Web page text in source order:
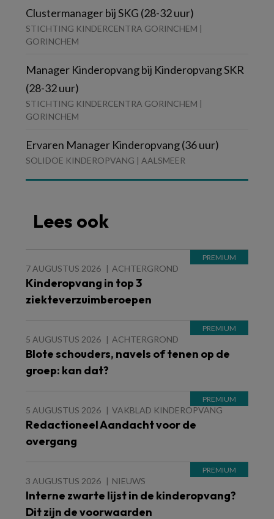
Clustermanager bij SKG (28-32 uur)
STICHTING KINDERCENTRA GORINCHEM |
GORINCHEM
Manager Kinderopvang bij Kinderopvang SKR
(28-32 uur)
STICHTING KINDERCENTRA GORINCHEM |
GORINCHEM
Ervaren Manager Kinderopvang (36 uur)
SOLIDOE KINDEROPVANG | AALSMEER
Lees ook
7 AUGUSTUS 2026 ACHTERGROND
Kinderopvang in top 3
ziekteverzuimberoepen
5 AUGUSTUS 2026 ACHTERGROND
Blote schouders, navels of tenen op de
groep: kan dat?
5 AUGUSTUS 2026 VAKBLAD KINDEROPVANG
Redactioneel Aandacht voor de
overgang
3 AUGUSTUS 2026 NIEUWS
Interne zwarte lijst in de kinderopvang?
Dit zijn de voorwaarden